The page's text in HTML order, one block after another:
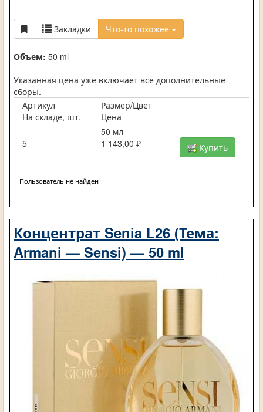
Закладки Что-то похожее
Объем: 50 ml
Указанная цена уже включает все дополнительные
сборы.
Артикул
Размер/Цвет
На складе, шт.
Цена
-
50 мл
5
1 143,00 ₽ Купить
Пользователь не найден
Концентрат Senia L26 (Тема:
Armani — Sensi) — 50 ml